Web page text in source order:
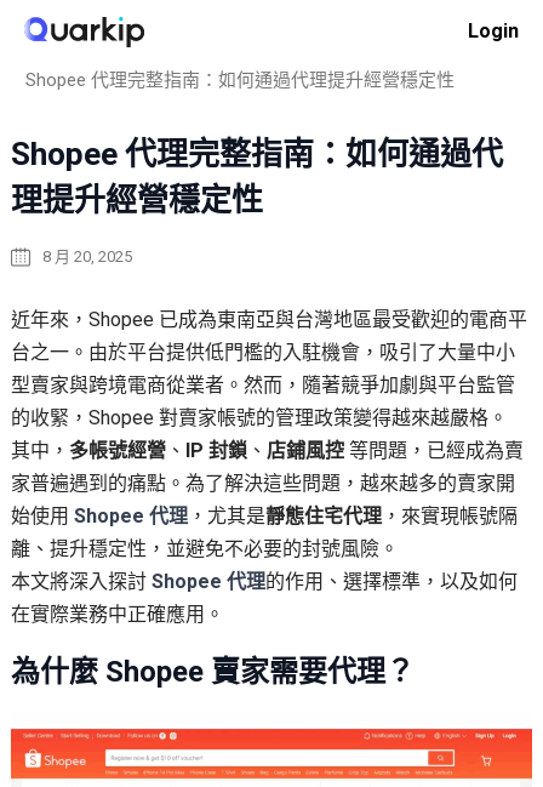
Skip
content
Login
操作指南
Shopee 代理完整指南：如何通過代理提升經營穩定性
Shopee 代理完整指南：如何通過代
理提升經營穩定性
8 月 20, 2025
近年來，Shopee 已成為東南亞與台灣地區最受歡迎的電商平
台之一。由於平台提供低門檻的入駐機會，吸引了大量中小
型賣家與跨境電商從業者。然而，隨著競爭加劇與平台監管
的收緊，Shopee 對賣家帳號的管理政策變得越來越嚴格。
其中， 多帳號經營、 IP 封鎖 、 店鋪風控等問題，已經成為賣
家普遍遇到的痛點。為了解決這些問題，越來越多的賣家開
始使用 Shopee 代理，尤其是靜態住宅代理，來實現帳號隔
離、提升穩定性，並避免不必要的封號風險。
本文將深入探討 Shopee 代理的作用、選擇標準，以及如何
在實際業務中正確應用。
為什麼 Shopee 賣家需要代理？